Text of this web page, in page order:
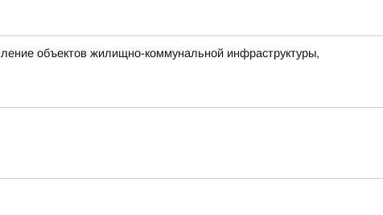
объектов жилищно-коммунальной инфраструктуры,